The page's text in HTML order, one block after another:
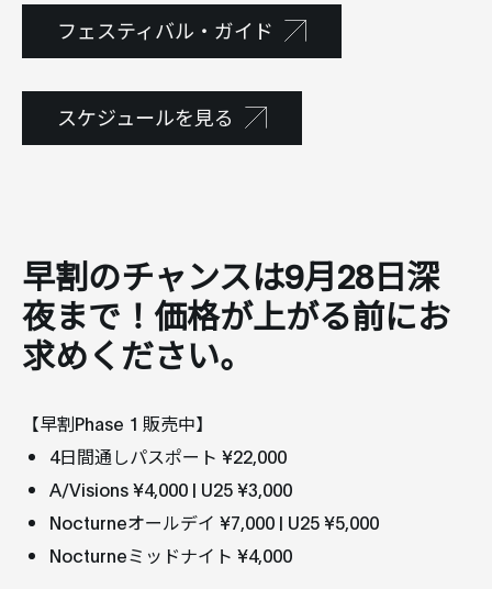
フェスティバル・ガイド
スケジュールを見る
早割のチャンスは9月28日深
夜まで！価格が上がる前にお
求めください。
【早割Phase 1 販売中】
4日間通しパスポート ¥22,000
A/Visions ¥4,000 | U25 ¥3,000
Nocturneオールデイ ¥7,000 | U25 ¥5,000
Nocturneミッドナイト ¥4,000